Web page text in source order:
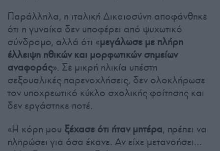
Παράλληλα, η ιταλική Δικαιοσύνη αποφάνθηκε
ότι η γυναίκα δεν υποφέρει από ψυχωτικό
σύνδρομο, αλλά ότι «μεγάλωσε με πλήρη
έλλειψη ηθικών και μορφωτικών σημείων
αναφοράς». Σε μικρή ηλικία υπέστη
σεξουαλικές παρενοχλήσεις, δεν ολοκλήρωσε
τον υποχρεωτικό κύκλο σχολικής φοίτησης και
δεν εργάστηκε ποτέ.
«Η κόρη μου ξέχασε ότι ήταν μητέρα, πρέπει να
πληρώσει για όσα έκανε. Αν είχε μετανοήσει…